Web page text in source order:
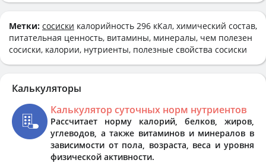
Метки: сосиски калорийность 296 кКал, химический состав,
питательная ценность, витамины, минералы, чем полезен
сосиски, калории, нутриенты, полезные свойства сосиски
Калькуляторы
Калькулятор суточных норм нутриентов
Рассчитает норму калорий, белков, жиров,
углеводов, а также витаминов и минералов в
зависимости от пола, возраста, веса и уровня
физической активности.